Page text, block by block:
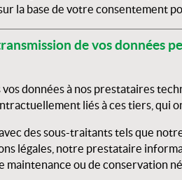
la base de votre consentement
de vos données
données à nos prestataires
liés à ces tiers, qui
des sous-traitants tels que
légales, notre prestataire
maintenance ou de conservation